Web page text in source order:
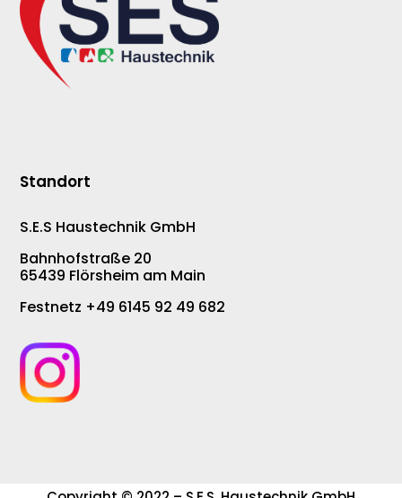
Standort
S.E.S Haustechnik GmbH
Bahnhofstraße 20
65439 Flörsheim am Main
Festnetz +49 6145 92 49 682